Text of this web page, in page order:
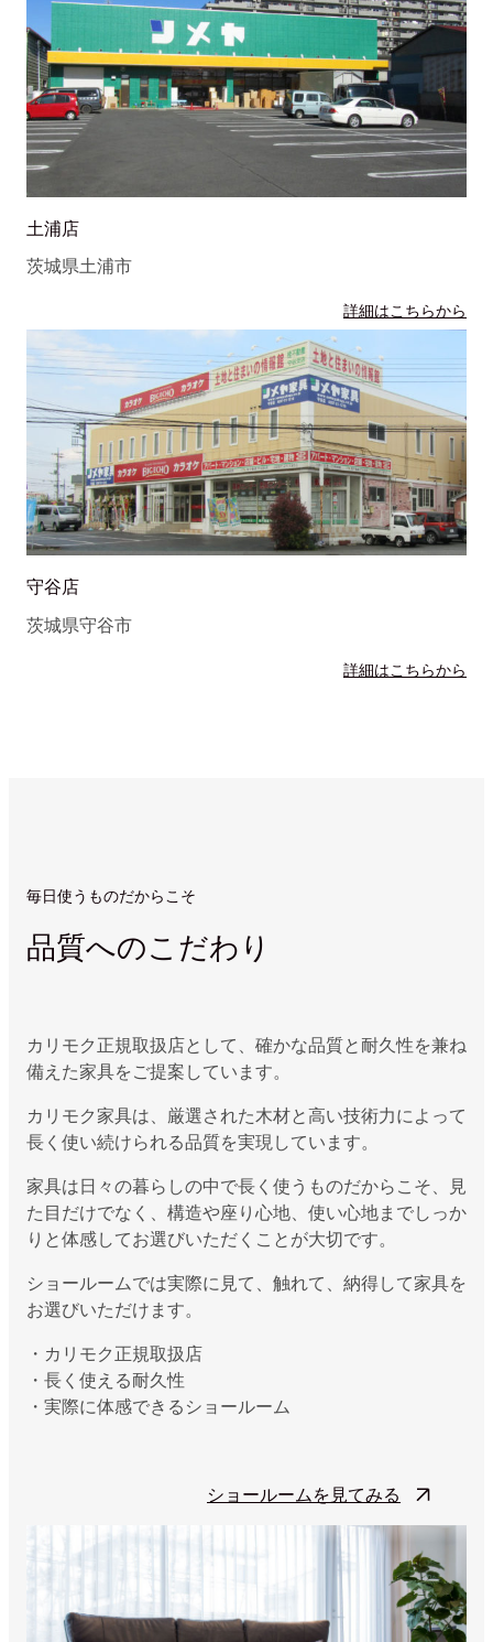
土浦店
茨城県土浦市
詳細はこちらから
守谷店
茨城県守谷市
詳細はこちらから
毎日使うものだからこそ
品質へのこだわり
カリモク正規取扱店として、確かな品質と耐久性を兼ね
備えた家具をご提案しています。
カリモク家具は、厳選された木材と高い技術力によって
長く使い続けられる品質を実現しています。
家具は日々の暮らしの中で長く使うものだからこそ、見
た目だけでなく、構造や座り心地、使い心地までしっか
りと体感してお選びいただくことが大切です。
ショールームでは実際に見て、触れて、納得して家具を
お選びいただけます。
・カリモク正規取扱店
・長く使える耐久性
・実際に体感できるショールーム
ショールームを見てみる